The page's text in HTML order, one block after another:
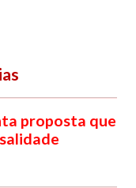
proposta que